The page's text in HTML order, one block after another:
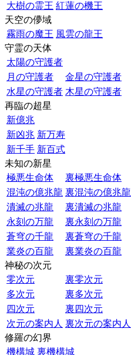
大樹の霊王 紅蓮の機王
天空の儚域
霧雨の魔王 風雲の龍王
守霊の天体
太陽の守護者
月の守護者
金星の守護者
水星の守護者 木星の守護者
再臨の超星
新億兆
新凶兆 新万寿
新千手 新百式
未知の新星
極悪生命体
裏極悪生命体
混沌の億兆龍 裏混沌の億兆龍
潰滅の兆龍
裏潰滅の兆龍
永刻の万龍
裏永刻の万龍
蒼穹の千龍
裏蒼穹の千龍
業炎の百龍
裏業炎の百龍
神秘の次元
零次元
裏零次元
多次元
裏多次元
四次元
裏四次元
次元の案内人 裏次元の案内人
修羅の幻界
機構城 裏機構城